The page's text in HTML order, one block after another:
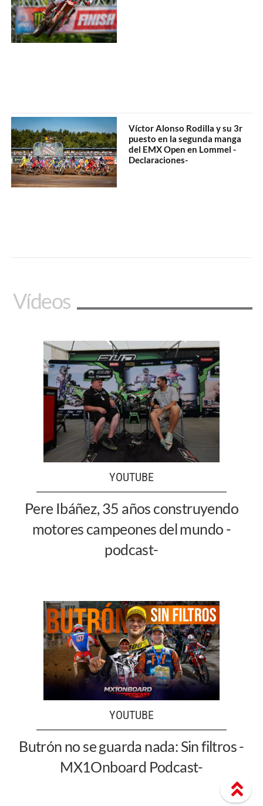
Víctor Alonso Rodilla y su 3r
puesto en la segunda manga
del EMX Open en Lommel -
Declaraciones-
Vídeos
YOUTUBE
Pere Ibáñez, 35 años construyendo
motores campeones del mundo -
podcast-
YOUTUBE
Butrón no se guarda nada: Sin filtros -
MX1Onboard Podcast-